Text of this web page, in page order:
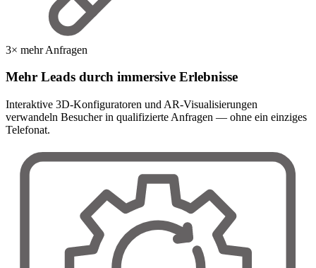
3× mehr Anfragen
Mehr Leads durch immersive Erlebnisse
Interaktive 3D-Konfiguratoren und AR-Visualisierungen
verwandeln Besucher in qualifizierte Anfragen — ohne ein einziges
Telefonat.